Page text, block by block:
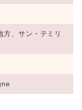
方、サン・テミリ